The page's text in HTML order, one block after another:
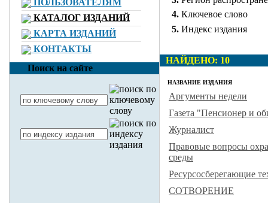
ПОЛЬЗОВАТЕЛЯМ
КАТАЛОГ ИЗДАНИЙ
КАРТА ИЗДАНИЙ
КОНТАКТЫ
Поиск на сайте
4. Ключевое слово
5. Индекс издания
НАЙДЕНО: 10
НАЗВАНИЕ ИЗДАНИЯ
Аргументы недели
Газета "Пенсионер и
Журналист
Правовые вопросы
среды
Ресурсосберегающие
СОТВОРЕНИЕ